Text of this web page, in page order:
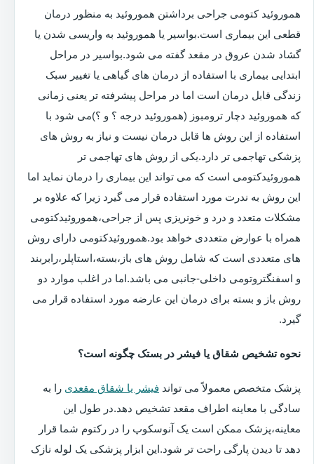
هموروئید کتومی جراحی برداشتن هموروئید به منظور درمان
قطعی این بیماری است.بواسیر یا هموروئید به واریسی شدن یا
گشاد شدن عروق در مقعد گفته می شود.بواسیر در مراحل
ابتدایی بیماری با استفاده از درمان های گیاهی یا تغییر سبک
زندگی قابل درمان است اما در مراحل پیشرفته تر یعنی زمانی
که هموروئید دچار ترومبوز (هموروئید درجه ؟ و ؟)می شود با
استفاده از این روش ها قابل درمان نیست و نیاز به روش های
پزشکی تهاجمی تر دارد.یکی از روش های تهاجمی تر
هموروئیدکتومی است که می تواند این بیماری را درمان نماید اما
این روش به ندرت مورد استفاده قرار می گیرد زیرا که علاوه بر
مشکلات متعدد و درد و خونریزی پس از جراحی،هموروئیدکتومی
همراه با عوارض متعددی خواهد بود.هموروئیدکتومی دارای روش
های متعددی است که شامل روش های باز،بسته،استاپلر،رابربند
و اسفنگتروتومی داخلی-جانبی می باشد.اما در اغلب موارد دو
روش باز و بسته برای درمان این عارضه مورد استفاده قرار می
گیرد.
نحوه تشخیص شقاق یا فیشر در بستک چگونه است؟
پزشک متخصص معمولاً می تواند فیشر یا شقاق مقعدی را به
سادگی با معاینه اطراف مقعد تشخیص دهد.در طول این
معاینه،پزشک ممکن است یک آنوسکوپ را در رکتوم شما قرار
دهد تا دیدن پارگی راحت تر شود.این ابزار پزشکی یک لوله نازک